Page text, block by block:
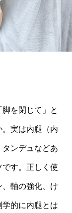
を閉じて」と
実は内腿（内
ンデュなどあ
す。正しく使
軸の強化、け
的に内腿とは